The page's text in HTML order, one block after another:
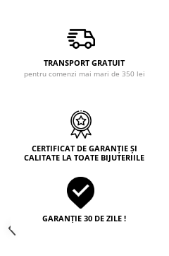
TRANSPORT GRATUIT
pentru comenzi mai mari de 350 lei
CERTIFICAT DE GARANȚIE ȘI
CALITATE LA TOATE BIJUTERIILE
GARANȚIE 30 DE ZILE !